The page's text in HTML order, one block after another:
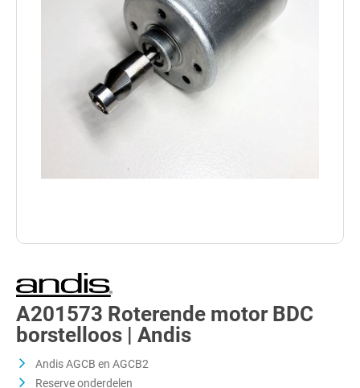
A201573 Roterende motor BDC
borstelloos | Andis
Andis AGCB en AGCB2
Reserve onderdelen